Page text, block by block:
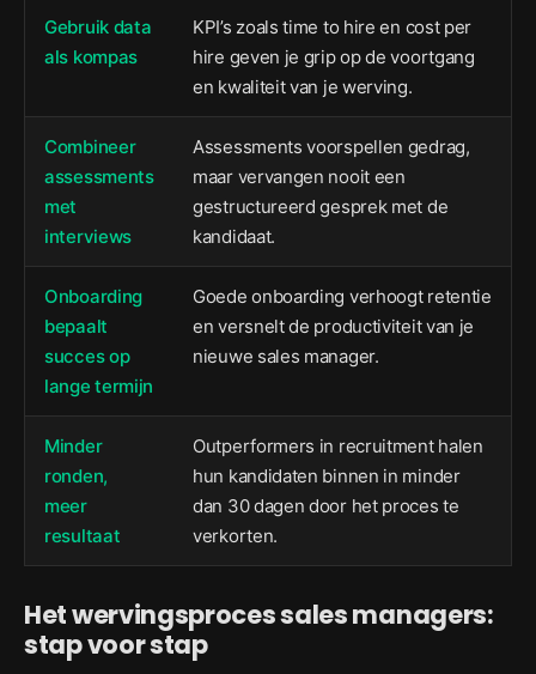
Gebruik data
als kompas
KPI’s zoals time to hire en cost per
hire geven je grip op de voortgang
en kwaliteit van je werving.
Combineer
assessments
met
interviews
Assessments voorspellen gedrag,
maar vervangen nooit een
gestructureerd gesprek met de
kandidaat.
Onboarding
bepaalt
succes op
lange termijn
Goede onboarding verhoogt retentie
en versnelt de productiviteit van je
nieuwe sales manager.
Minder
ronden,
meer
resultaat
Outperformers in recruitment halen
hun kandidaten binnen in minder
dan 30 dagen door het proces te
verkorten.
Het wervingsproces sales managers:
stap voor stap